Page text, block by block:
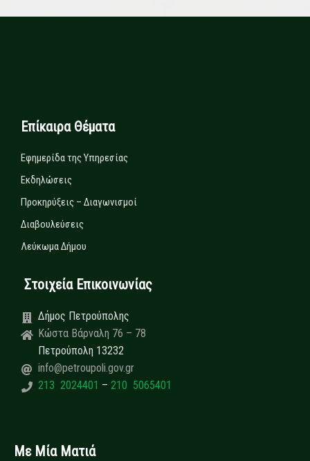
Επίκαιρα Θέματα
Εφημερίδα της Υπηρεσίας
Εκδηλώσεις
Προκηρύξεις – Διαγωνισμοί
Διαβουλεύσεις
Λεύκωμα Δήμου
Στοιχεία Επικοινωνίας
Δήμος Πετρούπολης
Κώστα Βάρναλη 76 – 78
Πετρούπολη 13232
info@petroupoli.gov.gr
213 2024401 – 210 5065401
Με Μία Ματιά